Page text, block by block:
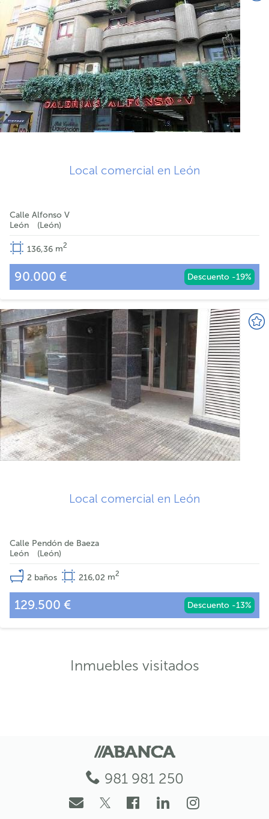
Local comercial en León
Calle Alfonso V
León
León
136,36 m2
90.000 € Descuento -19%
Local comercial en León
Calle Pendón de Baeza
León
León
2 baños 216,02 m2
129.500 € Descuento -13%
Inmuebles visitados
981 981 250